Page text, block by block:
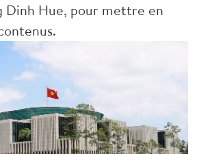
Dinh Hue, pour mettre en